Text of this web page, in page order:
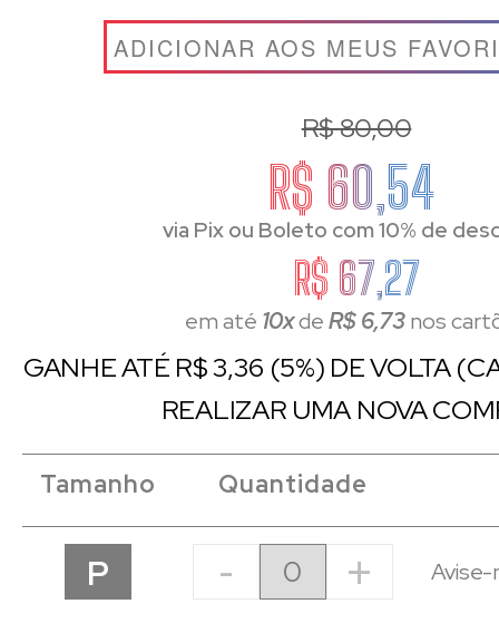
ADICIONAR AOS MEUS
R$ 80,00
R$ 60,54
via Pix ou Boleto com 10% de
R$ 67,27
em até 10xdeR$ 6,73nos
GANHE ATÉ R$ 3,36 (5%) DE VOLTA
REALIZAR UMA NOVA
Tamanho Quantidade
P - + Avise-